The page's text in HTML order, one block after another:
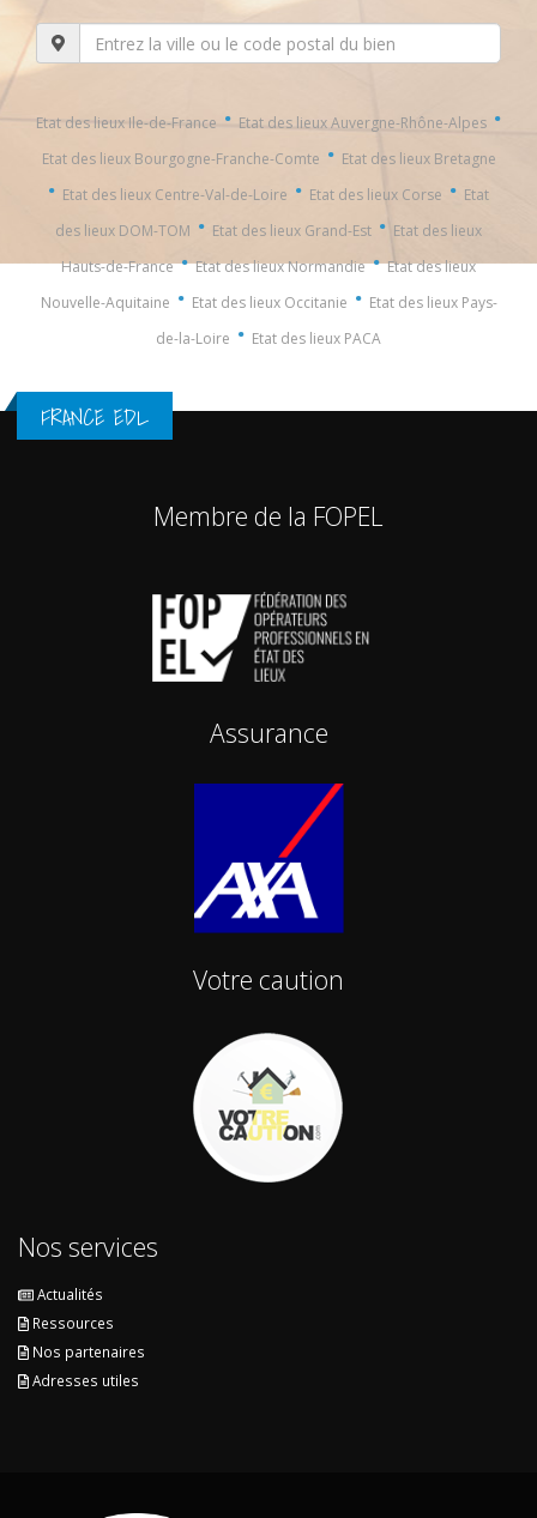
Etat des lieux Ile-de-France · Etat des lieux Auvergne-Rhône-Alpes ·
Etat des lieux Bourgogne-Franche-Comte · Etat des lieux Bretagne
· Etat des lieux Centre-Val-de-Loire · Etat des lieux Corse · Etat
des lieux DOM-TOM · Etat des lieux Grand-Est · Etat des lieux
Hauts-de-France·Etat des lieux Normandie·Etat des lieux
Nouvelle-Aquitaine · Etat des lieux Occitanie · Etat des lieux Pays-
de-la-Loire · Etat des lieux PACA
FRANCE EDL
Membre de la FOPEL
Assurance
Votre caution
Nos services
Actualités
Ressources
Nos partenaires
Adresses utiles